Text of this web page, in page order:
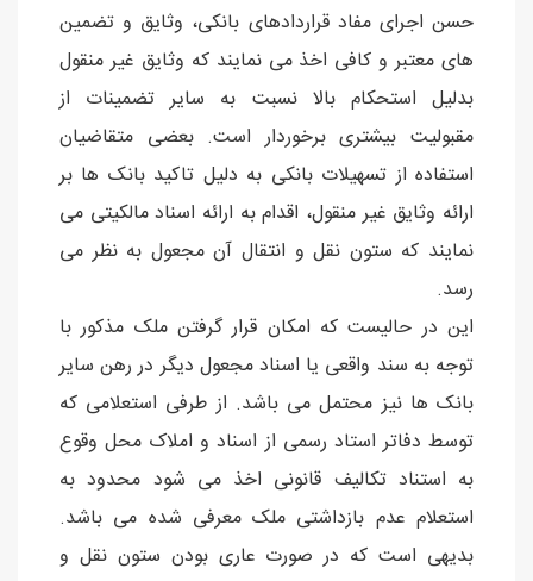
حسن اجرای مفاد قراردادهای بانکی، وثایق و تضمین
های معتبر و کافی اخذ می نمایند که وثایق غیر منقول
بدلیل استحکام بالا نسبت به سایر تضمینات از
مقبولیت بیشتری برخوردار است. بعضی متقاضیان
استفاده از تسهیلات بانکی به دلیل تاکید بانک ها بر
ارائه وثایق غیر منقول، اقدام به ارائه اسناد مالکیتی می
نمایند که ستون نقل و انتقال آن مجعول به نظر می
رسد.
این در حالیست که امکان قرار گرفتن ملک مذکور با
توجه به سند واقعی یا اسناد مجعول دیگر در رهن سایر
بانک ها نیز محتمل می باشد. از طرفی استعلامی که
توسط دفاتر استاد رسمی از اسناد و املاک محل وقوع
به استناد تکالیف قانونی اخذ می شود محدود به
استعلام عدم بازداشتی ملک معرفی شده می باشد.
بدیهی است که در صورت عاری بودن ستون نقل و